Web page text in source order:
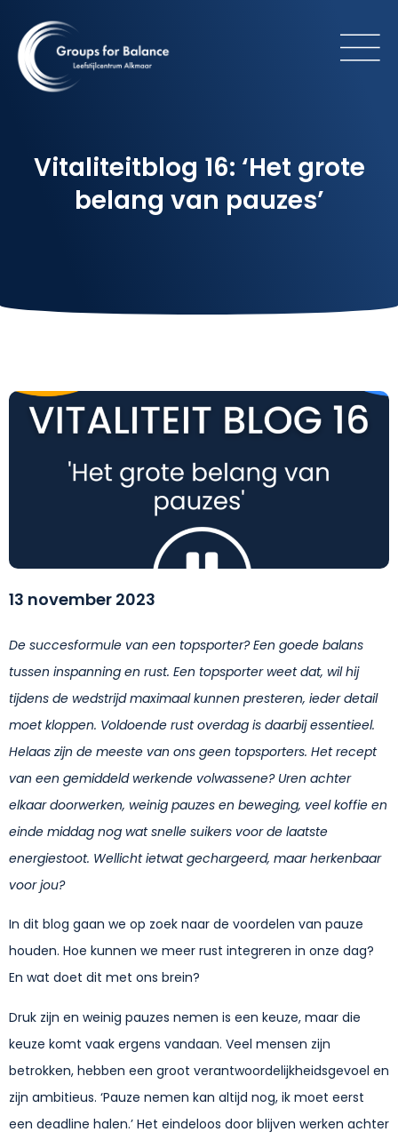
Vitaliteitblog 16: ‘Het grote
belang van pauzes’
13 november 2023
De succesformule van een topsporter? Een goede balans
tussen inspanning en rust. Een topsporter weet dat, wil hij
tijdens de wedstrijd maximaal kunnen presteren, ieder detail
moet kloppen. Voldoende rust overdag is daarbij essentieel.
Helaas zijn de meeste van ons geen topsporters. Het recept
van een gemiddeld werkende volwassene? Uren achter
elkaar doorwerken, weinig pauzes en beweging, veel koffie en
einde middag nog wat snelle suikers voor de laatste
energiestoot. Wellicht ietwat gechargeerd, maar herkenbaar
voor jou?
In dit blog gaan we op zoek naar de voordelen van pauze
houden. Hoe kunnen we meer rust integreren in onze dag?
En wat doet dit met ons brein?
Druk zijn en weinig pauzes nemen is een keuze, maar die
keuze komt vaak ergens vandaan. Veel mensen zijn
betrokken, hebben een groot verantwoordelijkheidsgevoel en
zijn ambitieus. ‘Pauze nemen kan altijd nog, ik moet eerst
een deadline halen.’ Het eindeloos door blijven werken achter